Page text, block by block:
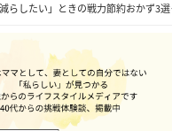
らしたい」ときの戦力節約おかず3